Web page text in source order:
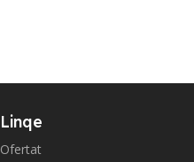
Linqe
Ofertat